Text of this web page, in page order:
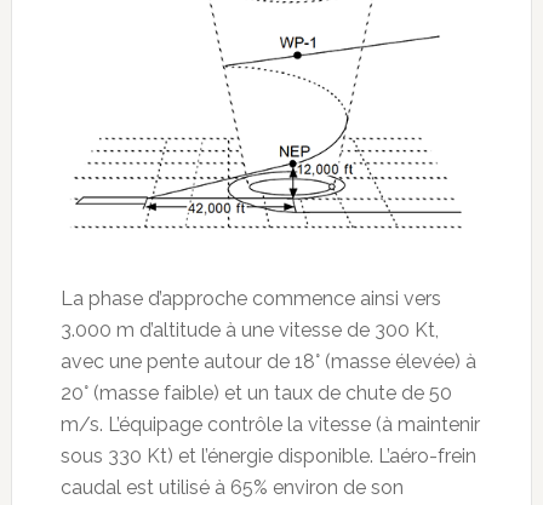
La phase d’approche commence ainsi vers
3.000 m d’altitude à une vitesse de 300 Kt,
avec une pente autour de 18° (masse élevée) à
20° (masse faible) et un taux de chute de 50
m/s. L’équipage contrôle la vitesse (à maintenir
sous 330 Kt) et l’énergie disponible. L’aéro-frein
caudal est utilisé à 65% environ de son